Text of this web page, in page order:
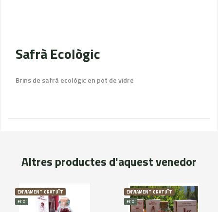
Safrà Ecològic
Brins de safrà ecològic en pot de vidre
Altres productes d'aquest venedor
ENVIAMENT GRATUÏT
ECO
ENVIAMENT GRATUÏT
ECO